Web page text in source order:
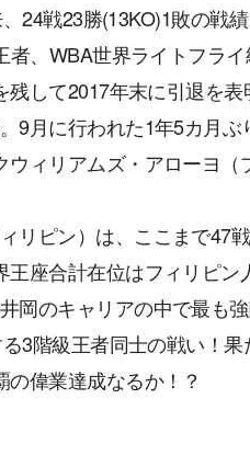
24戦23勝(13KO)1敗の戦
、WBA世界ライトフラ
して2017年末に引退を
9月に行われた1年5カ月
ィリアムズ・アローヨ
リピン）は、ここまで47
座合計在位はフィリピ
岡のキャリアの中で最も
3階級王者同士の戦い！
偉業達成なるか！？